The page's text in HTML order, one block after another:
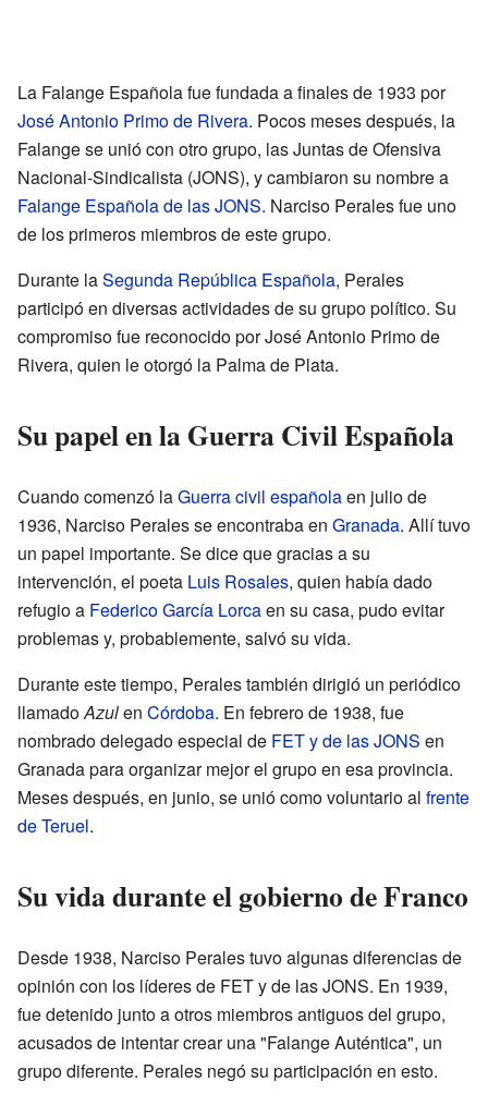
La Falange Española fue fundada a finales de 1933 por
José Antonio Primo de Rivera. Pocos meses después, la
Falange se unió con otro grupo, las Juntas de Ofensiva
Nacional-Sindicalista (JONS), y cambiaron su nombre a
Falange Española de las JONS. Narciso Perales fue uno
de los primeros miembros de este grupo.
Durante laSegunda República Española, Perales
participó en diversas actividades de su grupo político. Su
compromiso fue reconocido por José Antonio Primo de
Rivera, quien le otorgó la Palma de Plata.
Su papel en la Guerra Civil Española
Cuando comenzó laGuerra civil españolaen julio de
1936, Narciso Perales se encontraba en Granada. Allí tuvo
un papel importante. Se dice que gracias a su
intervención, el poeta Luis Rosales, quien había dado
refugio a Federico García Lorcaen su casa, pudo evitar
problemas y, probablemente, salvó su vida.
Durante este tiempo, Perales también dirigió un periódico
llamadoAzulen Córdoba. En febrero de 1938, fue
nombrado delegado especial de FET y de las JONS en
Granada para organizar mejor el grupo en esa provincia.
Meses después, en junio, se unió como voluntario al frente
de Teruel.
Su vida durante el gobierno de Franco
Desde 1938, Narciso Perales tuvo algunas diferencias de
opinión con los líderes de FET y de las JONS. En 1939,
fue detenido junto a otros miembros antiguos del grupo,
acusados de intentar crear una "Falange Auténtica", un
grupo diferente. Perales negó su participación en esto.